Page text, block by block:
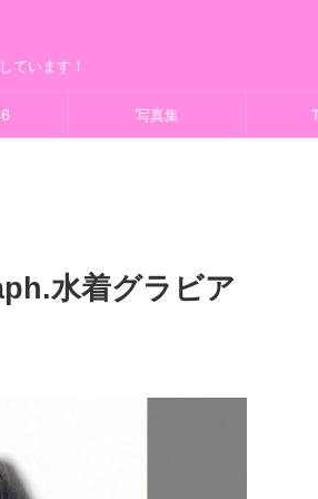
ています！
写真集
水着グラビア